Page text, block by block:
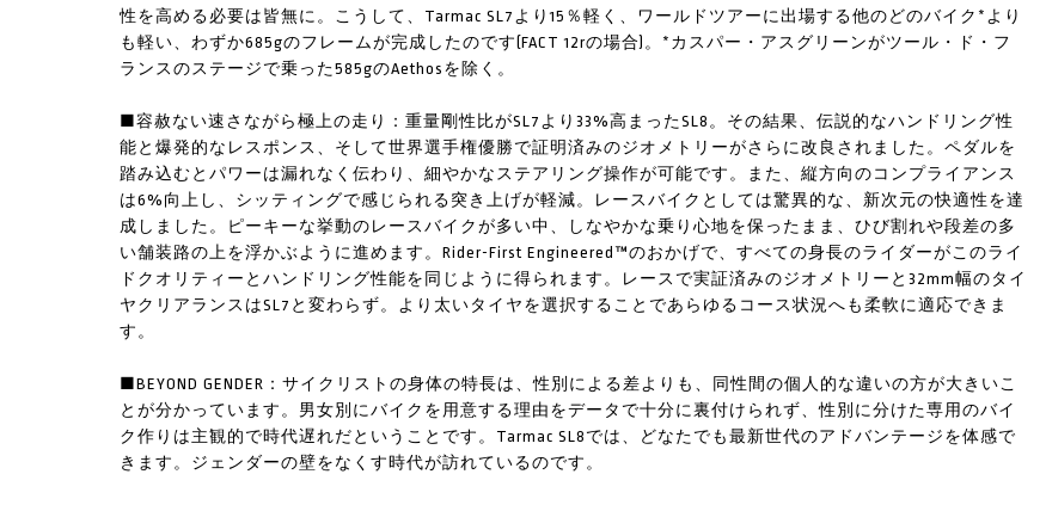
性を高める必要は皆無に。こうして、Tarmac SL7より15％軽く、ワールドツアーに出場する他のどのバイク*より
も軽い、わずか685gのフレームが完成したのです(FACT 12rの場合)。*カスパー・アスグリーンがツール・ド・フ
ランスのステージで乗った585gのAethosを除く。
■容赦ない速さながら極上の走り：重量剛性比がSL7より33%高まったSL8。その結果、伝説的なハンドリング性
能と爆発的なレスポンス、そして世界選手権優勝で証明済みのジオメトリーがさらに改良されました。ペダルを
踏み込むとパワーは漏れなく伝わり、細やかなステアリング操作が可能です。また、縦方向のコンプライアンス
は6%向上し、シッティングで感じられる突き上げが軽減。レースバイクとしては驚異的な、新次元の快適性を達
成しました。ピーキーな挙動のレースバイクが多い中、しなやかな乗り心地を保ったまま、ひび割れや段差の多
い舗装路の上を浮かぶように進めます。Rider-First Engineered™のおかげで、すべての身長のライダーがこのライ
ドクオリティーとハンドリング性能を同じように得られます。レースで実証済みのジオメトリーと32mm幅のタイ
ヤクリアランスはSL7と変わらず。より太いタイヤを選択することであらゆるコース状況へも柔軟に適応できま
す。
■BEYOND GENDER：サイクリストの身体の特長は、性別による差よりも、同性間の個人的な違いの方が大きいこ
とが分かっています。男女別にバイクを用意する理由をデータで十分に裏付けられず、性別に分けた専用のバイ
ク作りは主観的で時代遅れだということです。Tarmac SL8では、どなたでも最新世代のアドバンテージを体感で
きます。ジェンダーの壁をなくす時代が訪れているのです。